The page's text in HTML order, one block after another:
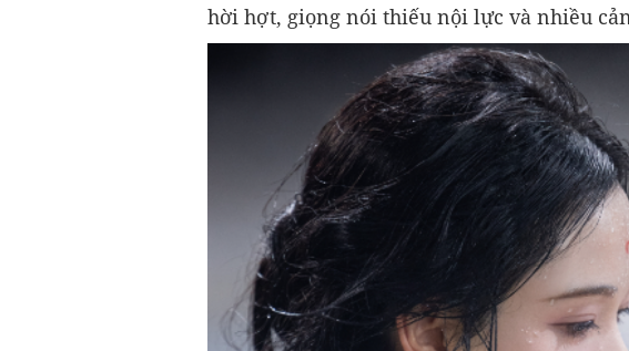
hời hợt, giọng nói thiếu nội lực và nhiều